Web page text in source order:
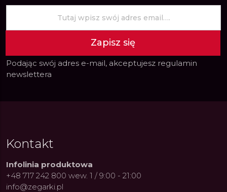
Zapisz się
Podając swój adres e-mail, akceptujesz regulamin
newslettera
Kontakt
Infolinia produktowa
+48 717 242 800 wew. 1 / 9:00 - 21:00
info@zegarki.pl